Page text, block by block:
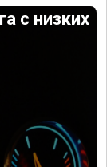
с низких